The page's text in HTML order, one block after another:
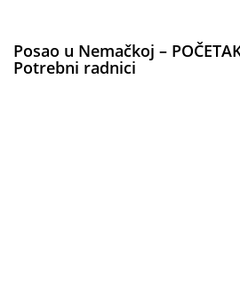
Posao u Nemačkoj –
Potrebni radnici